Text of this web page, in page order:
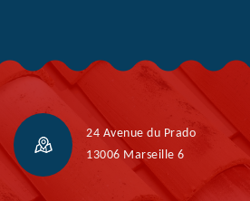
24 Avenue du Prado
13006 Marseille 6